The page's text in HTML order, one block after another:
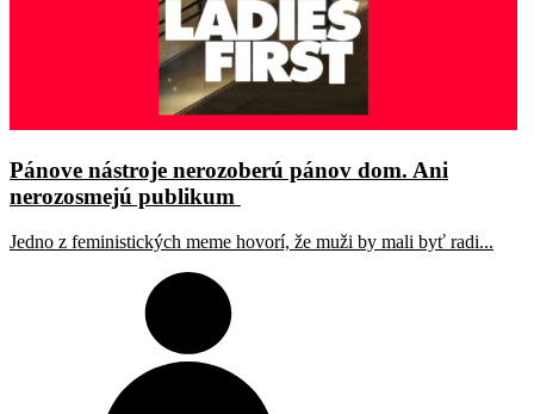
Pánove nástroje nerozoberú pánov dom. Ani
nerozosmejú publikum
Jedno z feministických meme hovorí, že muži by mali byť radi...